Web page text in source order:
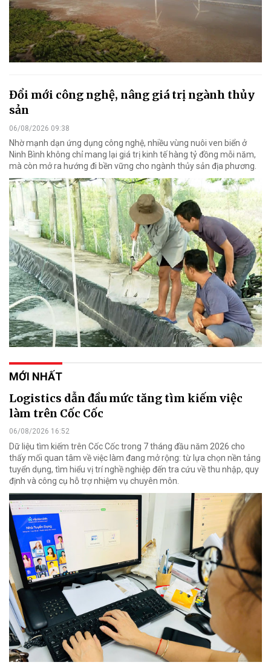
Đổi mới công nghệ, nâng giá trị ngành thủy
sản
06/08/2026 09:38
Nhờ mạnh dạn ứng dụng công nghệ, nhiều vùng nuôi ven biển ở
Ninh Bình không chỉ mang lại giá trị kinh tế hàng tỷ đồng mỗi năm,
mà còn mở ra hướng đi bền vững cho ngành thủy sản địa phương.
MỚI NHẤT
Logistics dẫn đầu mức tăng tìm kiếm việc
làm trên Cốc Cốc
06/08/2026 16:52
Dữ liệu tìm kiếm trên Cốc Cốc trong 7 tháng đầu năm 2026 cho
thấy mối quan tâm về việc làm đang mở rộng: từ lựa chọn nền tảng
tuyển dụng, tìm hiểu vị trí nghề nghiệp đến tra cứu về thu nhập, quy
định và công cụ hỗ trợ nhiệm vụ chuyên môn.